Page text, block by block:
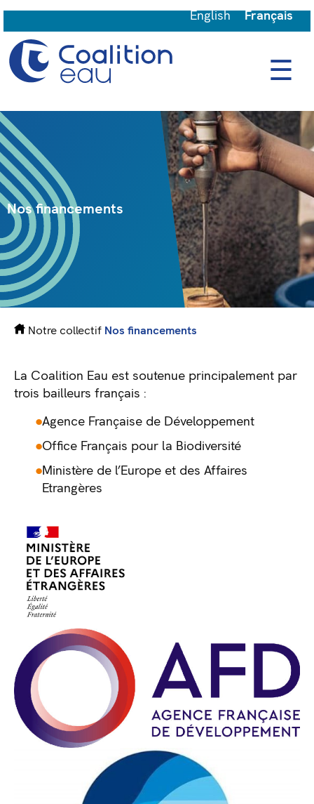
☰
Nos financements
Notre collectif Nos financements
La Coalition Eau est soutenue principalement par
trois bailleurs français :
Agence Française de Développement
Office Français pour la Biodiversité
Ministère de l’Europe et des Affaires
Etrangères
English Français